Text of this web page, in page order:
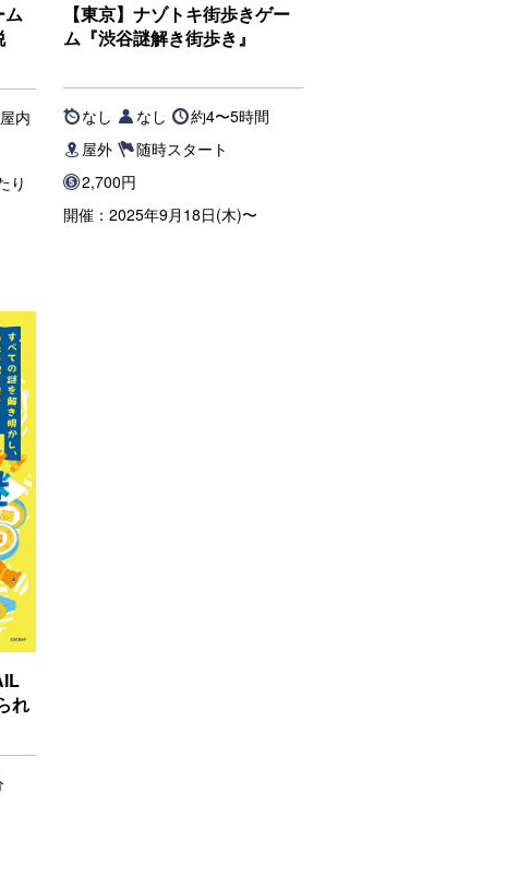
ム
屋内
り
【東京】ナゾトキ街歩きゲー
ム『渋谷謎解き街歩き』
なし なし
約4〜5時間
屋外
随時スタート
2,700円
開催：2025年9月18日(木)〜
れ